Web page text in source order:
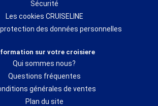
Sécurité
Les cookies CRUISELINE
des données personnelles
sur votre croisiere
Qui sommes nous?
Questions fréquentes
générales de ventes
Plan du site